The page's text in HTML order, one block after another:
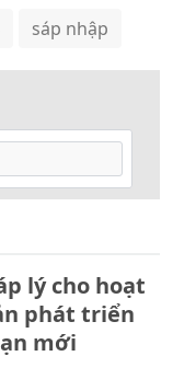
sáp nhập
lý cho hoạt
phát triển
mới